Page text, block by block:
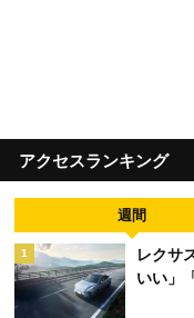
アクセスランキング
週間
1
レクサ
いい」